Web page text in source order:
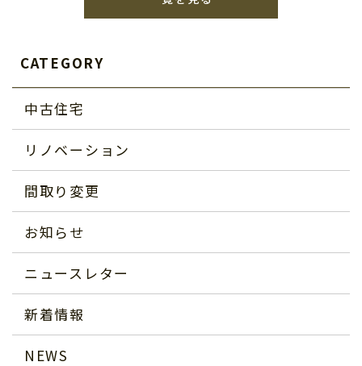
CATEGORY
中古住宅
リノベーション
間取り変更
お知らせ
ニュースレター
新着情報
NEWS